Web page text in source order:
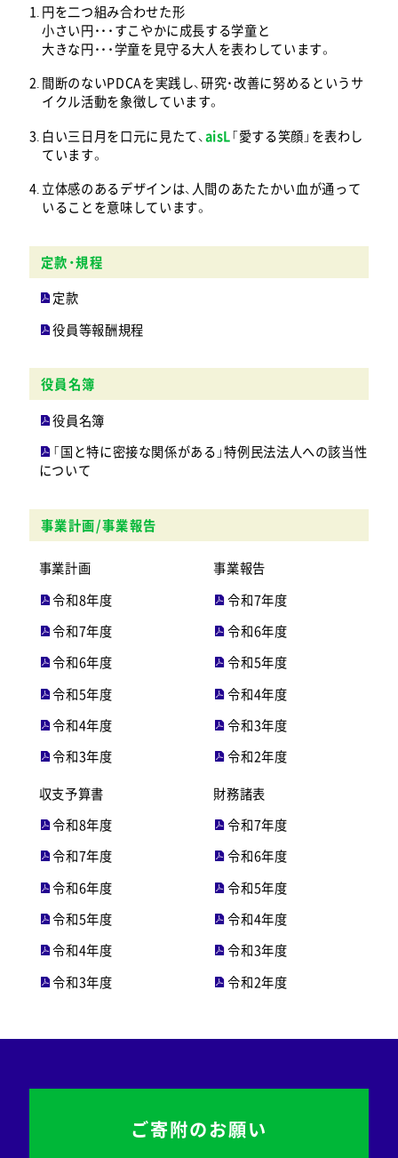
円を二つ組み合わせた形
小さい円・・・すこやかに成長する学童と
大きな円・・・学童を見守る大人を表わしています。
間断のないPDCAを実践し、研究・改善に努めるというサ
イクル活動を象徴しています。
白い三日月を口元に見たて、aisL「愛する笑顔」を表わし
ています。
立体感のあるデザインは、人間のあたたかい血が通って
いることを意味しています。
定款・規程
定款
役員等報酬規程
役員名簿
役員名簿
「国と特に密接な関係がある」特例民法法人への該当性
について
事業計画/事業報告
事業計画
令和8年度
令和7年度
令和6年度
令和5年度
令和4年度
令和3年度
事業報告
令和7年度
令和6年度
令和5年度
令和4年度
令和3年度
令和2年度
収支予算書
令和8年度
令和7年度
令和6年度
令和5年度
令和4年度
令和3年度
財務諸表
令和7年度
令和6年度
令和5年度
令和4年度
令和3年度
令和2年度
ご寄附のお願い